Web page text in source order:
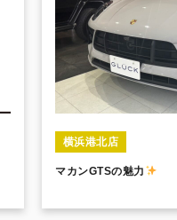
横浜港北店
マカンGTSの魅力